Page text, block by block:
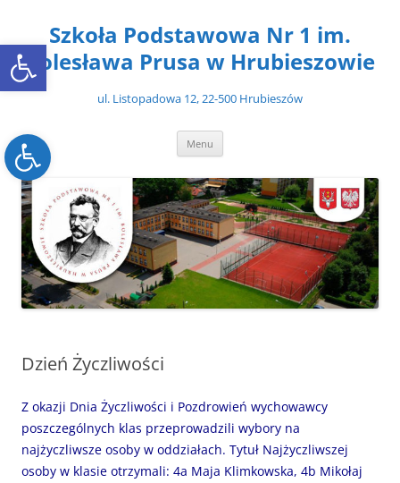
Open toolbar
Open toolbar
treściSzkoła Podstawowa Nr 1 im.
Bolesława Prusa w Hrubieszowie
ul. Listopadowa 12, 22-500 Hrubieszów
Menu
Dzień Życzliwości
Z okazji Dnia Życzliwości i Pozdrowień wychowawcy
poszczególnych klas przeprowadzili wybory na
najżyczliwsze osoby w oddziałach. Tytuł Najżyczliwszej
osoby w klasie otrzymali: 4a Maja Klimkowska, 4b Mikołaj